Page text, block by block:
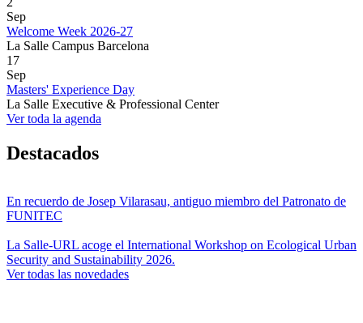
y Construcción de Estructuras Especiales
Máster Online en BIM Management
Postgrado en Producción BIM
Postgrado Online en BIM Management
Arquitectura de Interiores
Postgrado en Arquitectura Interior. Espacios
Privados
Máster Universitario en Gestión Integral de la
Construcción: Diseño de Interiores
Máster Universitario en Gestión Integral de la
Construcción: Diseño y Cálculo de Estructuras
Construcción: Rehabilitación y Restauración
Máster Universitario en Gestión Integral de la
Construcción: Sostenibilidad y Eficiencia
Rehabilitación y Restauración
Postgrado en Rehabilitación, Diagnosis y Técnicas
Sostenibilidad y Eficiencia Energética
Postgrado en Arquitectura Medioambiental y
Urbanismo Sostenible
Postgrado en Eficiencia Energética
Sep
Welcome Week 2026-27
La Salle Campus Barcelona
17
Sep
Masters' Experience Day
La Salle Executive & Professional Center
Ver toda la agenda
Destacados
En recuerdo de Josep Vilarasau, antiguo miembro del Patronato de
FUNITEC
La Salle-URL acoge el International Workshop on Ecological Urban
Security and Sustainability 2026.
Ver todas las novedades